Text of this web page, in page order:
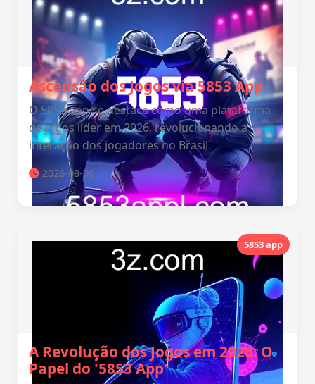
Ascensão dos Jogos via 5853 App
O 5853 app se destaca como uma plataforma
de jogos líder em 2026, revolucionando a
interação dos jogadores no Brasil.
2026-08-06
5853 app
A Revolução dos Jogos em 2026: O
Papel do '5853 App'